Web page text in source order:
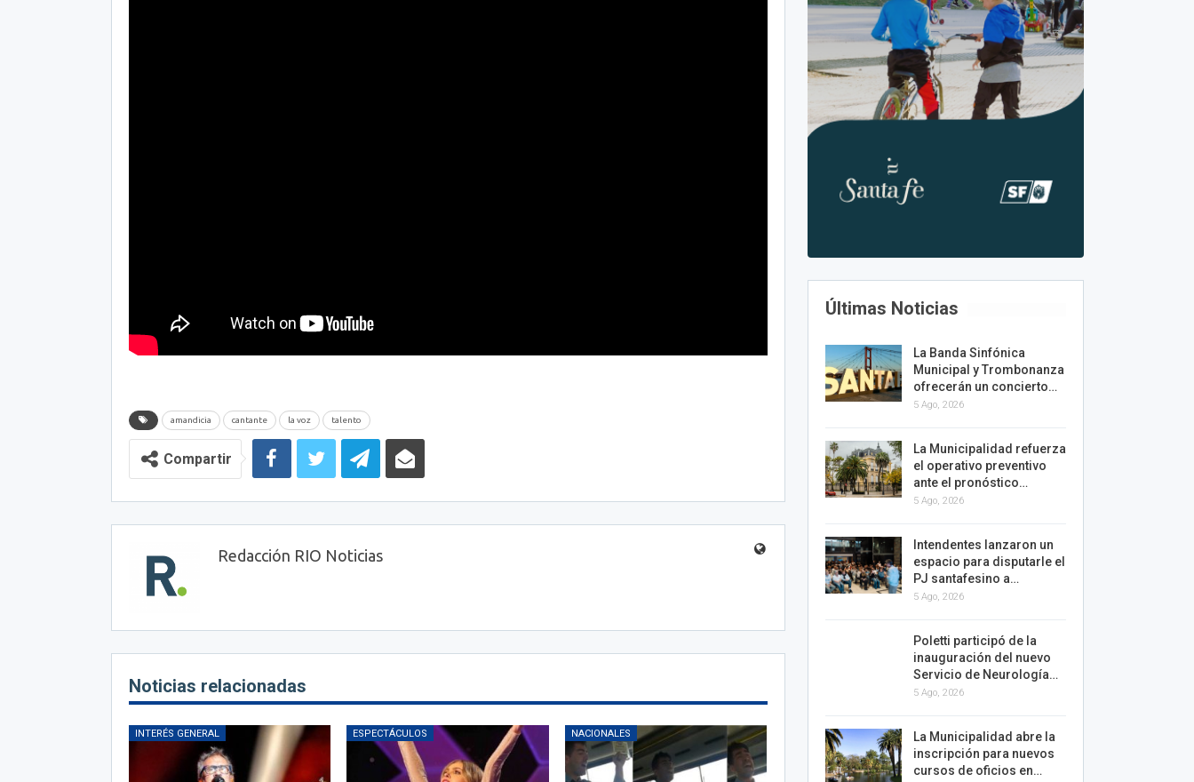
amandicia cantante la voz talento
Compartir
Redacción RIO Noticias
Noticias relacionadas
INTERÉS GENERAL ESPECTÁCULOS NACIONALES
Últimas Noticias
La Banda Sinfónica
Municipal y Trombonanza
ofrecerán un concierto…
5 Ago, 2026
La Municipalidad refuerza
el operativo preventivo
ante el pronóstico…
5 Ago, 2026
Intendentes lanzaron un
espacio para disputarle el
PJ santafesino a…
5 Ago, 2026
Poletti participó de la
inauguración del nuevo
Servicio de Neurología…
5 Ago, 2026
La Municipalidad abre la
inscripción para nuevos
cursos de oficios en…